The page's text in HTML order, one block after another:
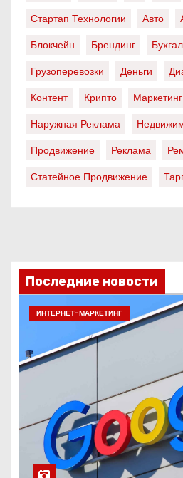
Стартап Технологии
Авто
Блокчейн
Брендинг
Грузоперевозки
Деньги
Контент
Крипто
Маркетинг
Наружная Реклама
Продвижение
Реклама
Статейное Продвижение
Последние новости
ИНТЕРНЕТ-МАРКЕТИНГ